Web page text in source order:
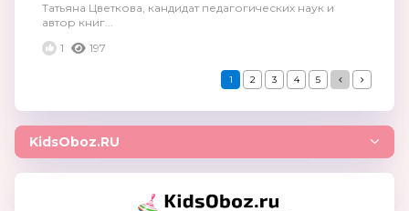
Татьяна Цветкова, кандидат педагогических наук и
автор книг...
1
197
1 2 3 4 5
KidsOboz.RU